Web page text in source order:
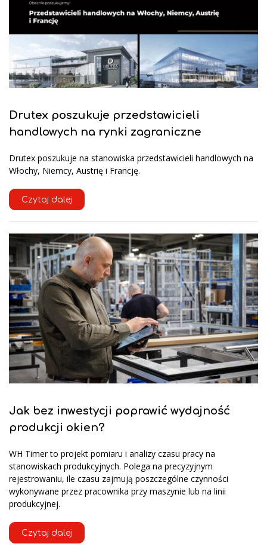
Drutex poszukuje przedstawicieli
handlowych na rynki zagraniczne
Drutex poszukuje na stanowiska przedstawicieli handlowych na
Włochy, Niemcy, Austrię i Francję.
Czytaj dalej
Jak bez inwestycji poprawić wydajność
produkcji okien?
WH Timer to projekt pomiaru i analizy czasu pracy na
stanowiskach produkcyjnych. Polega na precyzyjnym
rejestrowaniu, ile czasu zajmują poszczególne czynności
wykonywane przez pracownika przy maszynie lub na linii
produkcyjnej.
Czytaj dalej